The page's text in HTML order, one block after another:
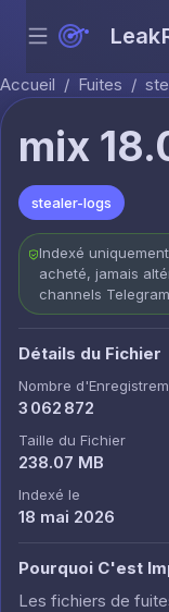
Menu
Accueil / Fuites /
mix
stealer-logs
Indexé
acheté, jamais
channels
Détails du Fichier
Nombre
3 062 872
Taille du Fichier
238.07 MB
Indexé le
18 mai 2026
Pourquoi C'est
Les fichiers de